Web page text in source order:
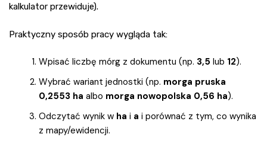
kalkulator przewiduje).
Praktyczny sposób pracy wygląda tak:
Wpisać liczbę mórg z dokumentu (np. 3,5 lub 12).
Wybrać wariant jednostki (np. morga pruska
0,2553 ha albo morga nowopolska 0,56 ha).
Odczytać wynik w ha i a i porównać z tym, co wynika
z mapy/ewidencji.